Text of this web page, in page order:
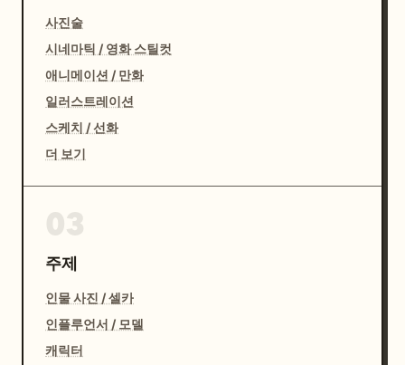
사진술
시네마틱 / 영화 스틸컷
애니메이션 / 만화
일러스트레이션
스케치 / 선화
더 보기
주제
인물 사진 / 셀카
인플루언서 / 모델
캐릭터